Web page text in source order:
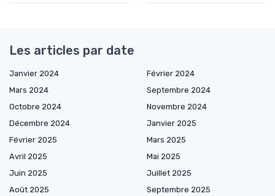
Les articles par date
Janvier 2024
Février 2024
Mars 2024
Septembre 2024
Octobre 2024
Novembre 2024
Décembre 2024
Janvier 2025
Février 2025
Mars 2025
Avril 2025
Mai 2025
Juin 2025
Juillet 2025
Août 2025
Septembre 2025